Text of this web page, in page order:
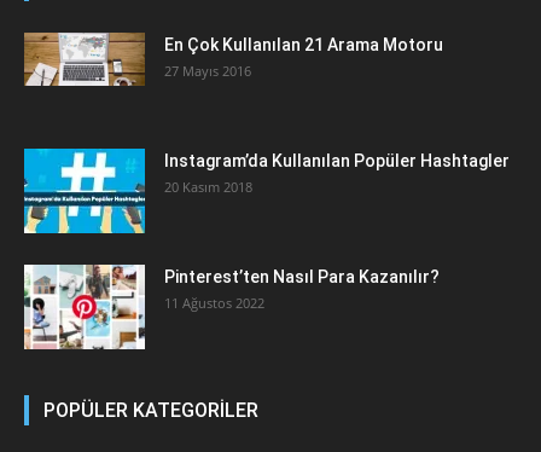
En Çok Kullanılan 21 Arama Motoru
27 Mayıs 2016
Instagram’da Kullanılan Popüler Hashtagler
20 Kasım 2018
Pinterest’ten Nasıl Para Kazanılır?
11 Ağustos 2022
POPÜLER KATEGORİLER